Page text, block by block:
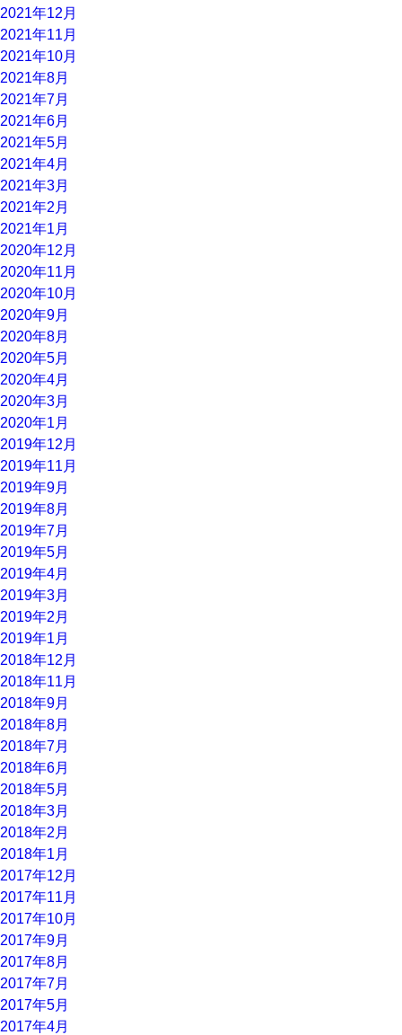
2021年12月
2021年11月
2021年10月
2021年8月
2021年7月
2021年6月
2021年5月
2021年4月
2021年3月
2021年2月
2021年1月
2020年12月
2020年11月
2020年10月
2020年9月
2020年8月
2020年5月
2020年4月
2020年3月
2020年1月
2019年12月
2019年11月
2019年9月
2019年8月
2019年7月
2019年5月
2019年4月
2019年3月
2019年2月
2019年1月
2018年12月
2018年11月
2018年9月
2018年8月
2018年7月
2018年6月
2018年5月
2018年3月
2018年2月
2018年1月
2017年12月
2017年11月
2017年10月
2017年9月
2017年8月
2017年7月
2017年5月
2017年4月